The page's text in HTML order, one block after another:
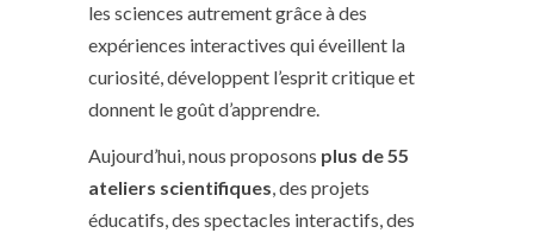
les sciences autrement grâce à des
expériences interactives qui éveillent la
curiosité, développent l’esprit critique et
donnent le goût d’apprendre.
Aujourd’hui, nous proposons plus de 55
ateliers scientifiques, des projets
éducatifs, des spectacles interactifs, des